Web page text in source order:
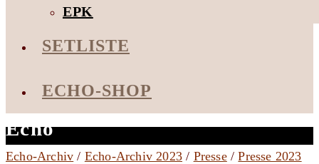
EPK
SETLISTE
ECHO-SHOP
Echo
Echo-Archiv / Echo-Archiv 2023 / Presse/Presse 2023